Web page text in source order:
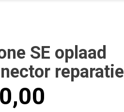
SE oplaad
reparatie